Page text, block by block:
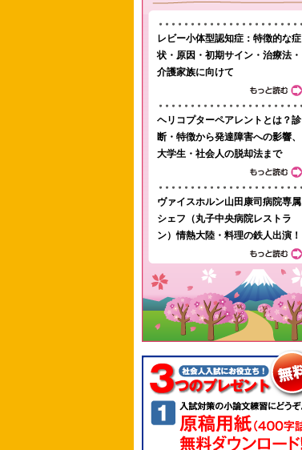
レビー小体型認知症：特徴的な症
状・原因・初期サイン・治療法・
介護家族に向けて
ヘリコプターペアレントとは？診
断・特徴から発達障害への影響、
大学生・社会人の脱却法まで
ヴァイスホルン山田康司病院専属
シェフ（丸子中央病院レストラ
ン）情熱大陸・料理の鉄人出演！